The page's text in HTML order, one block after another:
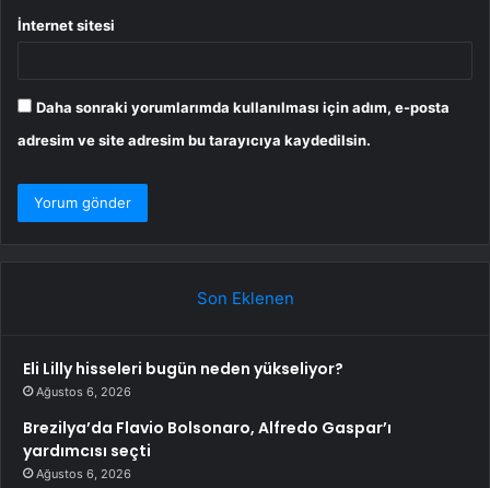
İnternet sitesi
Daha sonraki yorumlarımda kullanılması için adım, e-posta
adresim ve site adresim bu tarayıcıya kaydedilsin.
Son Eklenen
Eli Lilly hisseleri bugün neden yükseliyor?
Ağustos 6, 2026
Brezilya’da Flavio Bolsonaro, Alfredo Gaspar’ı
yardımcısı seçti
Ağustos 6, 2026